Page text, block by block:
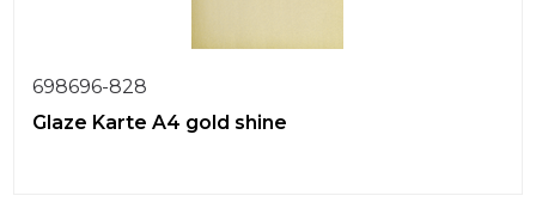
698696-828
Glaze Karte A4 gold shine